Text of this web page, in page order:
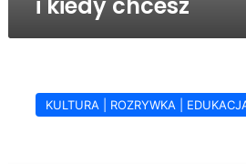
i kiedy chcesz
Jaśle: KULTURA | ROZRYWKA |